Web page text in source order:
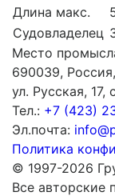
Длина макс.
Судовладелец
Место
690039,
ул. Русская, 17,
Тел.: +7 (423)
Эл.почта:
Политика
© 1997-2026
Все авторские